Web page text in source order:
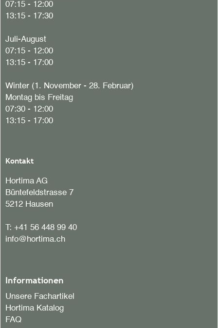
07:15 - 12:00
13:15 - 17:30
Juli-August
07:15 - 12:00
13:15 - 17:00
Winter (1. November - 28. Februar)
Montag bis Freitag
07:30 - 12:00
13:15 - 17:00
Kontakt
Hortima AG
Büntefeldstrasse 7
5212 Hausen
T: +41 56 448 99 40
info@hortima.ch
Informationen
Unsere Fachartikel
Hortima Katalog
FAQ